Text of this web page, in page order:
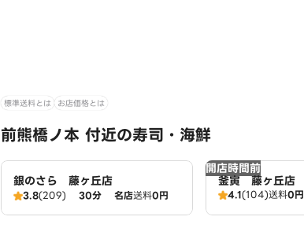
標準送料とは お店価格とは
前熊橋ノ本 付近の寿司・海鮮
銀のさら 藤ヶ丘店
3.8(209) 30分 名店送料0円
開店時間前
釜寅 藤ヶ丘店
4.1(104)送料0円